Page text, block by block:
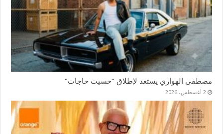
مصطفى الهواري يستعد لإطلاق “حسيت حاجات”
2 أغسطس، 2026